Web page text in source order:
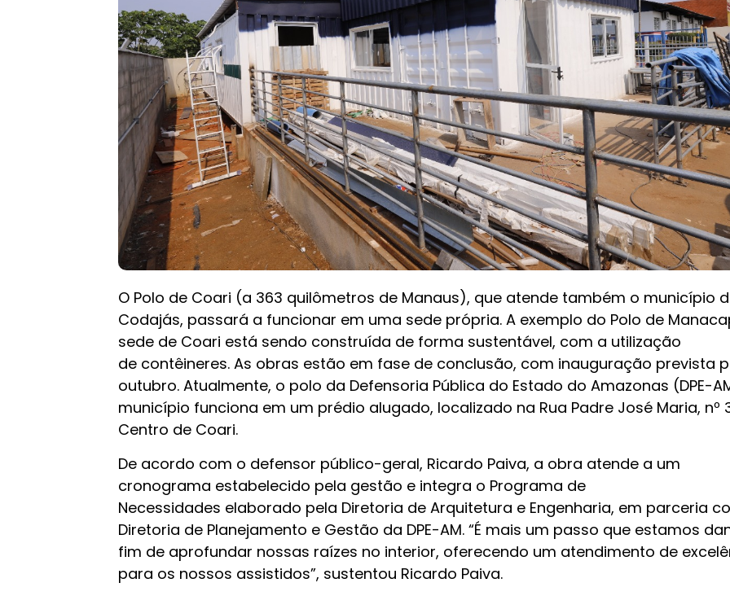
O Polo de Coari (a 363 quilômetros de Manaus), que atende também o município
Codajás, passará a funcionar em uma sede própria. A exemplo do Polo de
sede de Coari está sendo construída de forma sustentável, com a utilização
de contêineres. As obras estão em fase de conclusão, com inauguração prevista
outubro. Atualmente, o polo da Defensoria Pública do Estado do Amazonas (DPE-
município funciona em um prédio alugado, localizado na Rua Padre José Maria, nº
Centro de Coari.
De acordo com o defensor público-geral, Ricardo Paiva, a obra atende a um
cronograma estabelecido pela gestão e integra o Programa de
Necessidades elaborado pela Diretoria de Arquitetura e Engenharia, em parceria
Diretoria de Planejamento e Gestão da DPE-AM. “É mais um passo que estamos
fim de aprofundar nossas raízes no interior, oferecendo um atendimento de
para os nossos assistidos”, sustentou Ricardo Paiva.